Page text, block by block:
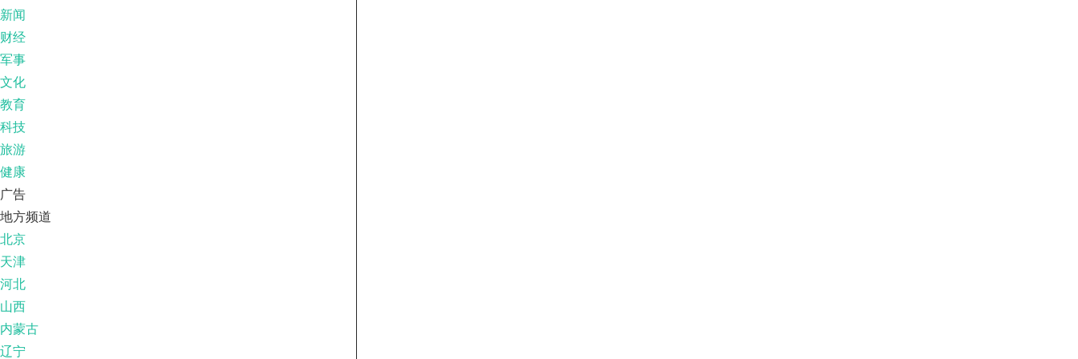
新闻
财经
军事
文化
教育
科技
旅游
健康
广告
地方频道
北京
天津
河北
山西
内蒙古
辽宁